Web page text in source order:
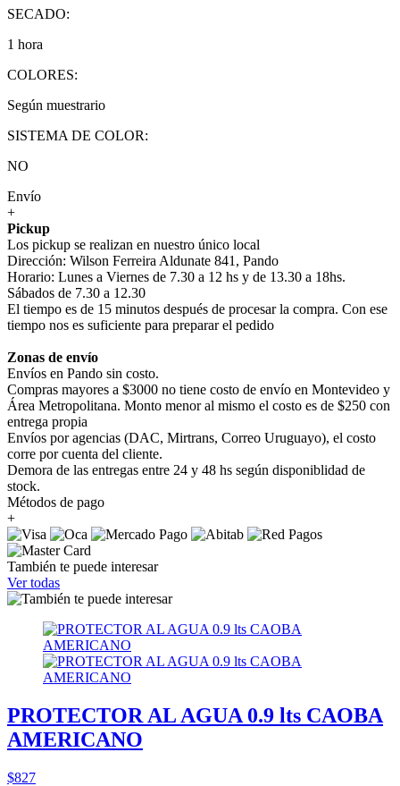
SECADO:
1 hora
COLORES:
Según muestrario
SISTEMA DE COLOR:
NO
Envío
+
Pickup
Los pickup se realizan en nuestro único local
Dirección: Wilson Ferreira Aldunate 841, Pando
Horario: Lunes a Viernes de 7.30 a 12 hs y de 13.30 a 18hs.
Sábados de 7.30 a 12.30
El tiempo es de 15 minutos después de procesar la compra. Con ese
tiempo nos es suficiente para preparar el pedido
Zonas de envío
Envíos en Pando sin costo.
Compras mayores a $3000 no tiene costo de envío en Montevideo y
Área Metropolitana. Monto menor al mismo el costo es de $250 con
entrega propia
Envíos por agencias (DAC, Mirtrans, Correo Uruguayo), el costo
corre por cuenta del cliente.
Demora de las entregas entre 24 y 48 hs según disponiblidad de
stock.
Métodos de pago
+
También te puede interesar
Ver todas
PROTECTOR AL AGUA 0.9 lts CAOBA
AMERICANO
$827